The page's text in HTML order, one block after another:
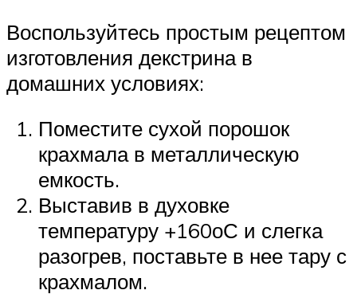
Воспользуйтесь простым рецептом
изготовления декстрина в
домашних условиях:
Поместите сухой порошок
крахмала в металлическую
емкость.
Выставив в духовке
температуру +160оС и слегка
разогрев, поставьте в нее тару с
крахмалом.